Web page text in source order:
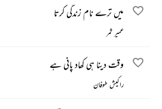
میں ترے نام زندگی کرتا
عمیر ثمر
وقت دینا ہی کھاد پانی ہے
راکیش طوفان